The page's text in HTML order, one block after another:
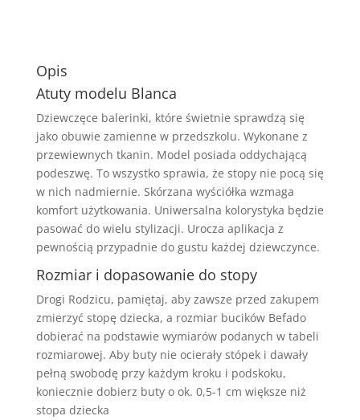
Opis
Atuty modelu Blanca
Dziewczęce balerinki, które świetnie sprawdzą się
jako obuwie zamienne w przedszkolu. Wykonane z
przewiewnych tkanin. Model posiada oddychającą
podeszwę. To wszystko sprawia, że stopy nie pocą się
w nich nadmiernie. Skórzana wyściółka wzmaga
komfort użytkowania. Uniwersalna kolorystyka będzie
pasować do wielu stylizacji. Urocza aplikacja z
pewnością przypadnie do gustu każdej dziewczynce.
Rozmiar i dopasowanie do stopy
Drogi Rodzicu, pamiętaj, aby zawsze przed zakupem
zmierzyć stopę dziecka, a rozmiar bucików Befado
dobierać na podstawie wymiarów podanych w tabeli
rozmiarowej. Aby buty nie ocierały stópek i dawały
pełną swobodę przy każdym kroku i podskoku,
koniecznie dobierz buty o ok. 0,5-1 cm większe niż
stopa dziecka